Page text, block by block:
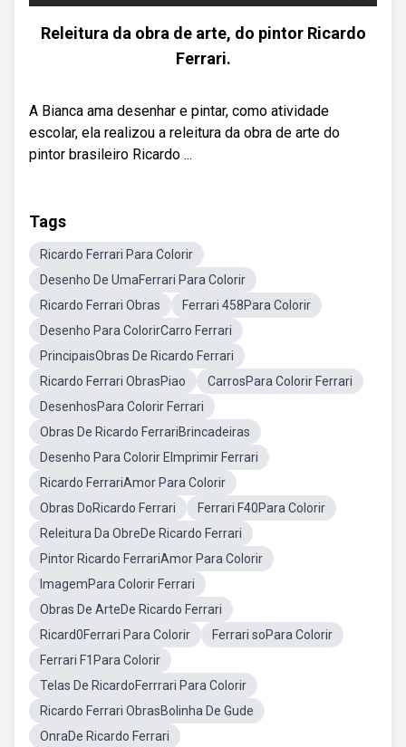
Releitura da obra de arte, do pintor Ricardo
Ferrari.
A Bianca ama desenhar e pintar, como atividade
escolar, ela realizou a releitura da obra de arte do
pintor brasileiro Ricardo ...
Tags
Ricardo Ferrari Para Colorir
Desenho De UmaFerrari Para Colorir
Ricardo Ferrari Obras
Ferrari 458Para Colorir
Desenho Para ColorirCarro Ferrari
PrincipaisObras De Ricardo Ferrari
Ricardo Ferrari ObrasPiao
CarrosPara Colorir Ferrari
DesenhosPara Colorir Ferrari
Obras De Ricardo FerrariBrincadeiras
Desenho Para Colorir EImprimir Ferrari
Ricardo FerrariAmor Para Colorir
Obras DoRicardo Ferrari
Ferrari F40Para Colorir
Releitura Da ObreDe Ricardo Ferrari
Pintor Ricardo FerrariAmor Para Colorir
ImagemPara Colorir Ferrari
Obras De ArteDe Ricardo Ferrari
Ricard0Ferrari Para Colorir
Ferrari soPara Colorir
Ferrari F1Para Colorir
Telas De RicardoFerrrari Para Colorir
Ricardo Ferrari ObrasBolinha De Gude
OnraDe Ricardo Ferrari